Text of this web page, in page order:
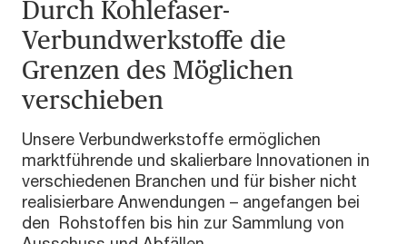
Durch Kohlefaser-
Verbundwerkstoffe die
Grenzen des Möglichen
verschieben
Unsere Verbundwerkstoffe ermöglichen
marktführende und skalierbare Innovationen in
verschiedenen Branchen und für bisher nicht
realisierbare Anwendungen – angefangen bei
den Rohstoffen bis hin zur Sammlung von